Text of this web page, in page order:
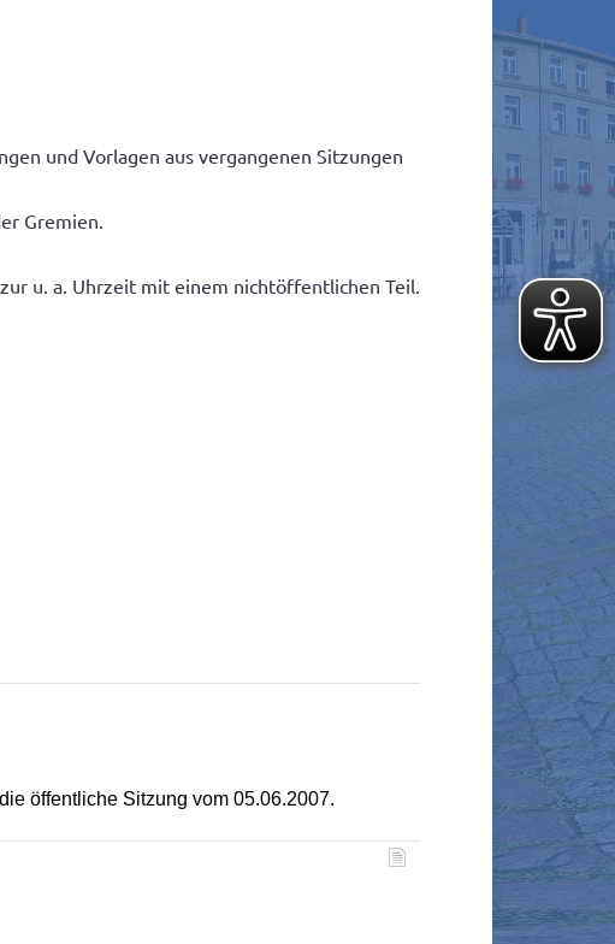
und Vorlagen aus vergangenen Sitzungen
Gremien.
u. a. Uhrzeit mit einem nichtöffentlichen Teil.
öffentliche Sitzung vom 05.06.2007.